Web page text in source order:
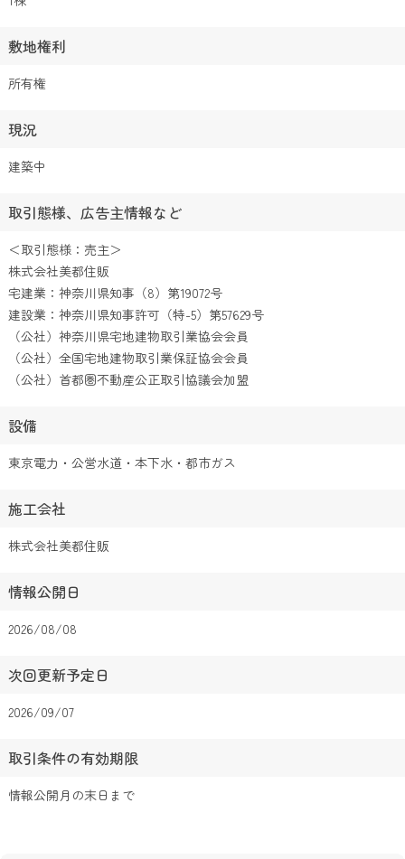
敷地権利
所有権
現況
建築中
取引態様、広告主情報など
＜取引態様：売主＞
株式会社美都住販
宅建業：神奈川県知事（8）第19072号
建設業：神奈川県知事許可（特-5）第57629号
（公社）神奈川県宅地建物取引業協会会員
（公社）全国宅地建物取引業保証協会会員
（公社）首都圏不動産公正取引協議会加盟
設備
東京電力・公営水道・本下水・都市ガス
施工会社
株式会社美都住販
情報公開日
2026/08/08
次回更新予定日
2026/09/07
取引条件の有効期限
情報公開月の末日まで